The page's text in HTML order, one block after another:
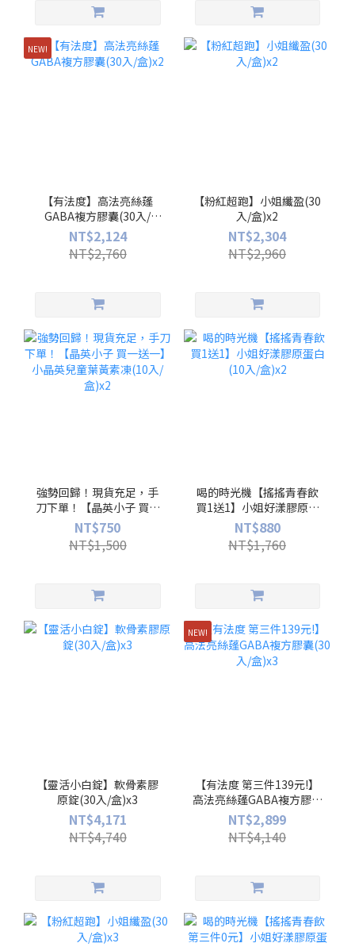
NEW!
【有法度】高法亮絲蓬
GABA複方膠囊(30入/
盒)x2
NT$2,124
NT$2,760
【粉紅超跑】小姐纖盈(30
入/盒)x2
NT$2,304
NT$2,960
強勢回歸！現貨充足，手
刀下單！【晶英小子 買一
送一】小晶英兒童葉黃素
凍(10入/盒)x2
NT$750
NT$1,500
喝的時光機【搖搖青春飲
買1送1】小姐好漾膠原蛋
白(10入/盒)x2
NT$880
NT$1,760
【靈活小白錠】軟骨素膠
原錠(30入/盒)x3
NT$4,171
NT$4,740
NEW!
【有法度 第三件139元!】
高法亮絲蓬GABA複方膠囊
(30入/盒)x3
NT$2,899
NT$4,140